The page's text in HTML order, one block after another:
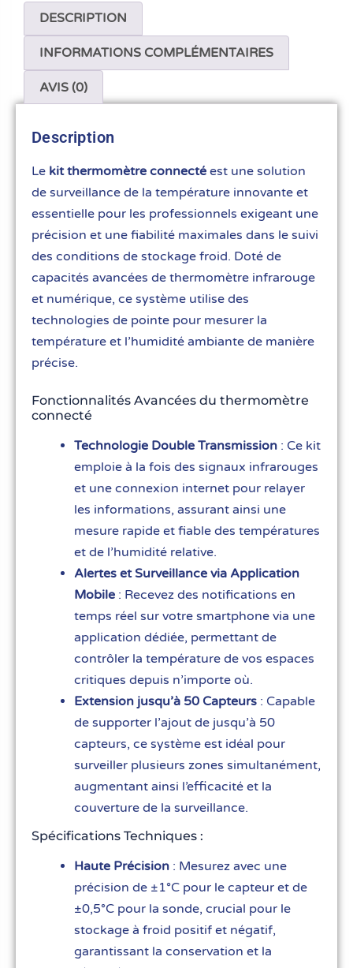
DESCRIPTION
INFORMATIONS COMPLÉMENTAIRES
AVIS (0)
Description
Le kit thermomètre connecté est une solution
de surveillance de la température innovante et
essentielle pour les professionnels exigeant une
précision et une fiabilité maximales dans le suivi
des conditions de stockage froid. Doté de
capacités avancées de thermomètre infrarouge
et numérique, ce système utilise des
technologies de pointe pour mesurer la
température et l’humidité ambiante de manière
précise.
Fonctionnalités Avancées du thermomètre
connecté
Technologie Double Transmission : Ce kit
emploie à la fois des signaux infrarouges
et une connexion internet pour relayer
les informations, assurant ainsi une
mesure rapide et fiable des températures
et de l’humidité relative.
Alertes et Surveillance via Application
Mobile : Recevez des notifications en
temps réel sur votre smartphone via une
application dédiée, permettant de
contrôler la température de vos espaces
critiques depuis n’importe où.
Extension jusqu’à 50 Capteurs : Capable
de supporter l’ajout de jusqu’à 50
capteurs, ce système est idéal pour
surveiller plusieurs zones simultanément,
augmentant ainsi l’efficacité et la
couverture de la surveillance.
Spécifications Techniques :
Haute Précision : Mesurez avec une
précision de ±1°C pour le capteur et de
±0,5°C pour la sonde, crucial pour le
stockage à froid positif et négatif,
garantissant la conservation et la